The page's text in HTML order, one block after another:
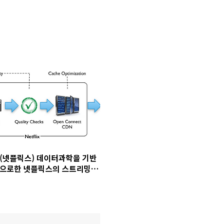
(넷플릭스) 데이터과학을 기반
으로한 넷플릭스의 스트리밍